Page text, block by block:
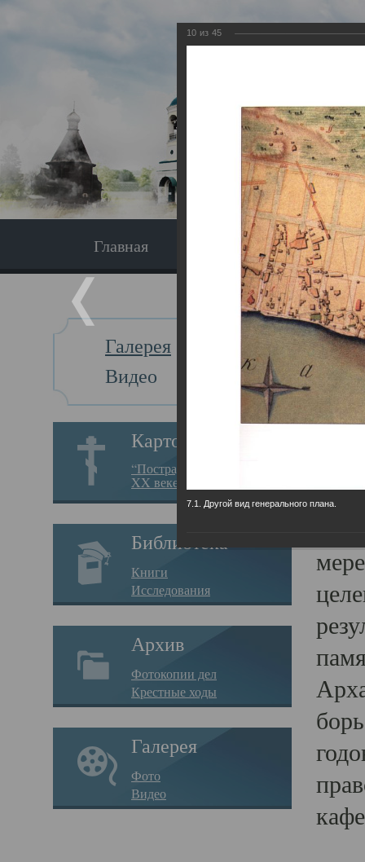
Главная Экскурсия
Галерея
Видео
Картотека
“Пострадавшие за веру в
XX веке на Севере”
Библиотека
Книги
Исследования
Архив
Фотокопии дел
Крестные ходы
Галерея
Фото
Видео
Главная
10 из 45
7.1. Другой вид генерального плана.